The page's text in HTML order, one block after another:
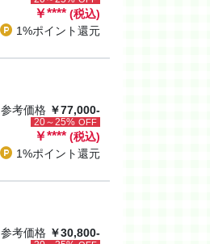
￥**** (税込)
1%ポイント還元
参考価格 ￥77,000-
20～25% OFF
￥**** (税込)
1%ポイント還元
参考価格 ￥30,800-